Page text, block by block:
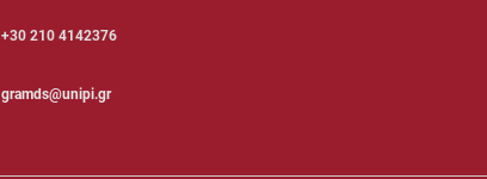
+30 210 4142376
gramds@unipi.gr